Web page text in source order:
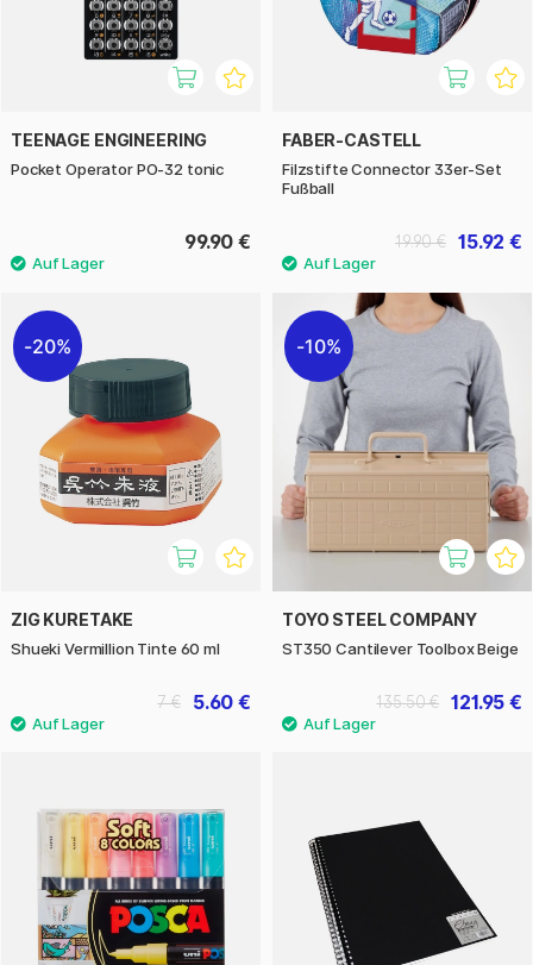
TEENAGE ENGINEERING
Pocket Operator PO-32 tonic
99.90 €
FABER-CASTELL
Filzstifte Connector 33er-Set
Fußball
15.92 €
19.90 €
20%
ZIG KURETAKE
Shueki Vermillion Tinte 60 ml
5.60 €
7 €
10%
TOYO STEEL COMPANY
ST350 Cantilever Toolbox Beige
121.95 €
135.50 €